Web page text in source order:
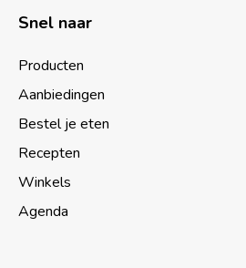
Snel naar
Producten
Aanbiedingen
Bestel je eten
Recepten
Winkels
Agenda